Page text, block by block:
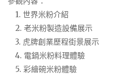
1. 世界米粉介紹
2. 老米粉製造設備展示
3. 虎牌創業歷程街景展示
4. 電鍋米粉料理體驗
5. 彩繪碗米粉體驗